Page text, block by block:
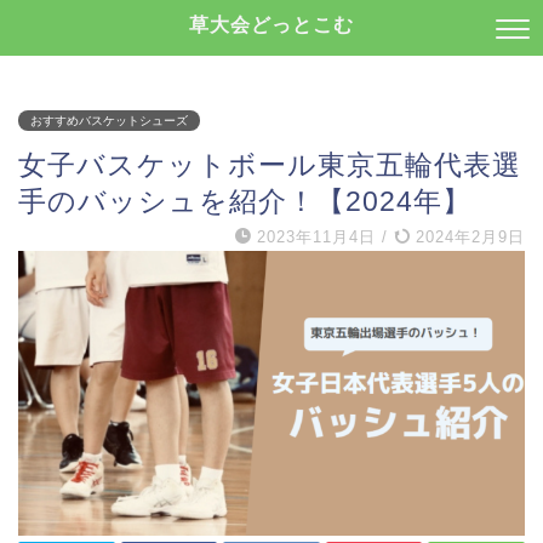
草大会どっとこむ
おすすめバスケットシューズ
女子バスケットボール東京五輪代表選
手のバッシュを紹介！【2024年】
2023年11月4日 / 2024年2月9日